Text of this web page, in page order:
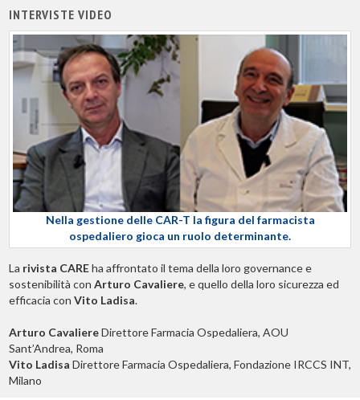
INTERVISTE VIDEO
Nella gestione delle CAR-T la figura del farmacista
ospedaliero gioca un ruolo determinante.
La rivista CAREha affrontato il tema della loro governance e
sostenibilità con Arturo Cavaliere, e quello della loro sicurezza ed
efficacia con Vito Ladisa.
Arturo CavaliereDirettore Farmacia Ospedaliera, AOU
Sant’Andrea, Roma
Vito Ladisa Direttore Farmacia Ospedaliera, Fondazione IRCCS INT,
Milano